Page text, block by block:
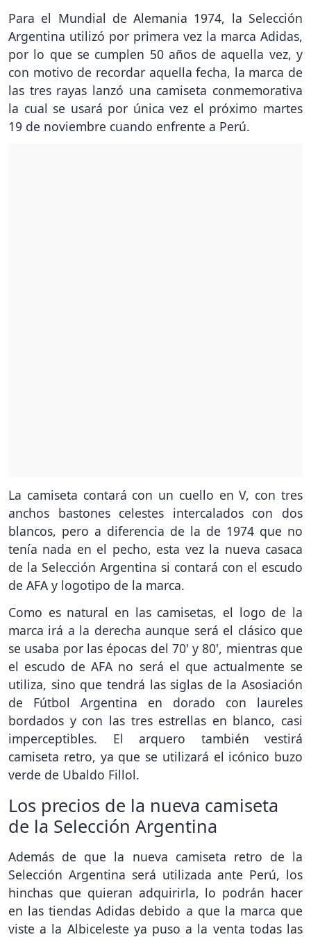
Para el Mundial de Alemania 1974, la Selección
Argentina utilizó por primera vez la marca Adidas,
por lo que se cumplen 50 años de aquella vez, y
con motivo de recordar aquella fecha, la marca de
las tres rayas lanzó una camiseta conmemorativa
la cual se usará por única vez el próximo martes
19 de noviembre cuando enfrente a Perú.
La camiseta contará con un cuello en V, con tres
anchos bastones celestes intercalados con dos
blancos, pero a diferencia de la de 1974 que no
tenía nada en el pecho, esta vez la nueva casaca
de la Selección Argentina si contará con el escudo
de AFA y logotipo de la marca.
Como es natural en las camisetas, el logo de la
marca irá a la derecha aunque será el clásico que
se usaba por las épocas del 70' y 80', mientras que
el escudo de AFA no será el que actualmente se
utiliza, sino que tendrá las siglas de la Asosiación
de Fútbol Argentina en dorado con laureles
bordados y con las tres estrellas en blanco, casi
imperceptibles. El arquero también vestirá
camiseta retro, ya que se utilizará el icónico buzo
verde de Ubaldo Fillol.
Los precios de la nueva camiseta
de la Selección Argentina
Además de que la nueva camiseta retro de la
Selección Argentina será utilizada ante Perú, los
hinchas que quieran adquirirla, lo podrán hacer
en las tiendas Adidas debido a que la marca que
viste a la Albiceleste ya puso a la venta todas las